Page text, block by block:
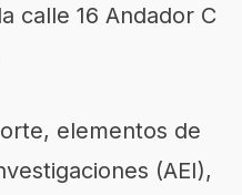
calle 16 Andador C
elementos de
(AEI),